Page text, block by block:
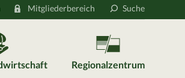
Mitgliederbereich Suche
Regionalzentrum